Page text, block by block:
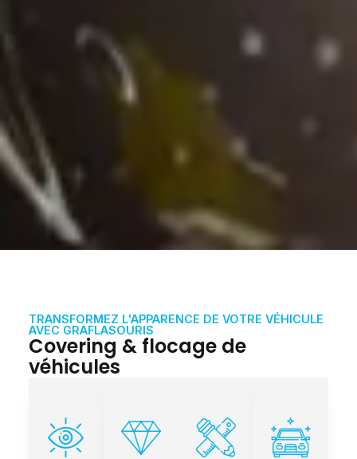
TRANSFORMEZ L'APPARENCE DE VOTRE VÉHICULE
AVEC GRAFLASOURIS
Covering & flocage de
véhicules